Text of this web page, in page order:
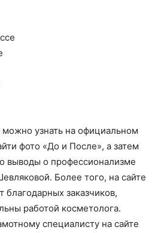
узнать на официальном
фото «До и После», а затем
выводы о профессионализме
Более того, на сайте
заказчиков,
работой косметолога.
специалисту на сайте